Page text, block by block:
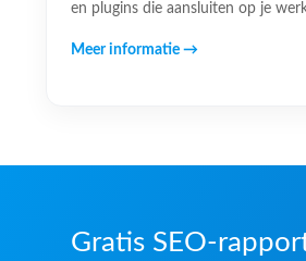
en plugins die aansluiten op je
Meer informatie →
Gratis SEO-